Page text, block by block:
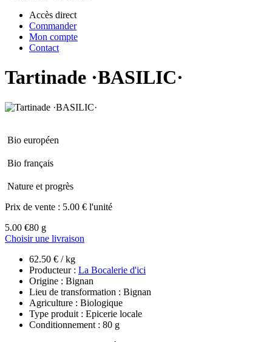
Accès direct
Commander
Mon compte
Contact
Tartinade ·BASILIC·
Bio européen
Bio français
Nature et progrès
Prix de vente : 5.00 € l'unité
5.00 €80 g
Choisir une livraison
62.50 € / kg
Producteur : La Bocalerie d'ici
Origine : Bignan
Lieu de transformation : Bignan
Agriculture : Biologique
Type produit : Epicerie locale
Conditionnement : 80 g